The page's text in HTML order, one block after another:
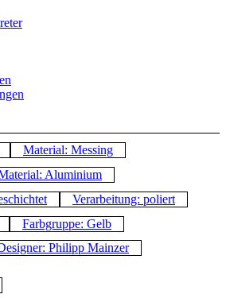
Material: Messing
Aluminium
Verarbeitung: poliert
Farbgruppe: Gelb
Philipp Mainzer